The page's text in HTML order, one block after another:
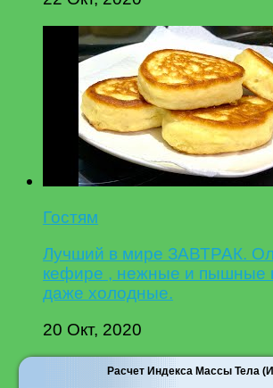
Гостям
Лучший в мире ЗАВТРАК.
кефире , нежные и пышные
даже холодные.
20 Окт, 2020
Расчет Индекса Массы Тела